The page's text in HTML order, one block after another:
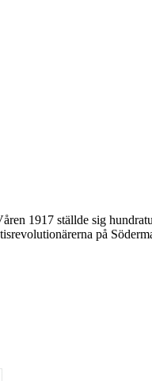
1917 ställde sig
på